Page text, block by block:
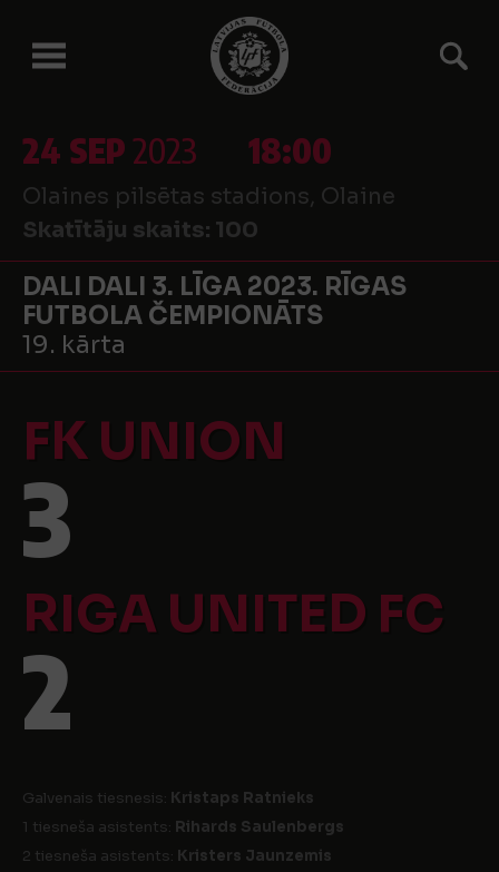
24 SEP2023 18:00
Olaines pilsētas stadions, Olaine
Skatītāju skaits: 100
DALI DALI 3. LĪGA 2023. RĪGAS
FUTBOLA ČEMPIONĀTS
19. kārta
FK UNION
3
RIGA UNITED FC
2
Galvenais tiesnesis: Kristaps Ratnieks
1 tiesneša asistents: Rihards Saulenbergs
2 tiesneša asistents: Kristers Jaunzemis